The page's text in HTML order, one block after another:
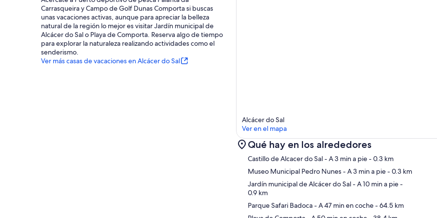
Carrasqueira y Campo de Golf Dunas Comporta si buscas
unas vacaciones activas, aunque para apreciar la belleza
natural de la región lo mejor es visitar Jardín municipal de
Alcácer do Sal o Playa de Comporta. Reserva algo de tiempo
para explorar la naturaleza realizando actividades como el
senderismo.
Ver más casas de vacaciones en Alcácer do Sal
Alcácer do Sal
Ver en el mapa
Qué hay en los alrededores
Castillo de Alcacer do Sal- A 3 min a pie- 0.3 km
Museo Municipal Pedro Nunes- A 3 min a pie- 0.3 km
Jardín municipal de Alcácer do Sal- A 10 min a pie-
0.9 km
Parque Safari Badoca- A 47 min en coche- 64.5 km